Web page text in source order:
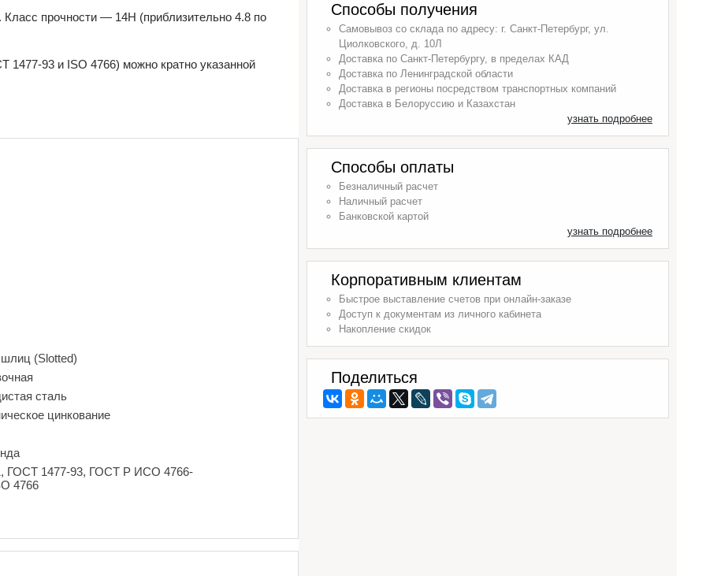
прочности — 14H (приблизительно 4.8 по
93 и ISO 4766) можно кратно указанной
(Slotted)
сталь
цинкование
ГОСТ 1477-93, ГОСТ Р ИСО 4766-
4766
Способы получения
Самовывоз со склада по адресу: г. Санкт-Петербург, ул.
Циолковского, д. 10Л
Доставка по Санкт-Петербургу, в пределах КАД
Доставка по Ленинградской области
Доставка в регионы посредством транспортных компаний
Доставка в Белоруссию и Казахстан
узнать подробнее
Способы оплаты
Безналичный расчет
Наличный расчет
Банковской картой
узнать подробнее
Корпоративным клиентам
Быстрое выставление счетов при онлайн-заказе
Доступ к документам из личного кабинета
Накопление скидок
Поделиться